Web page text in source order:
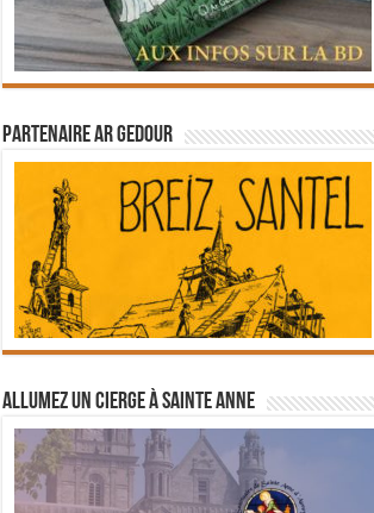
Partenaire Ar Gedour
Allumez un cierge à Sainte Anne